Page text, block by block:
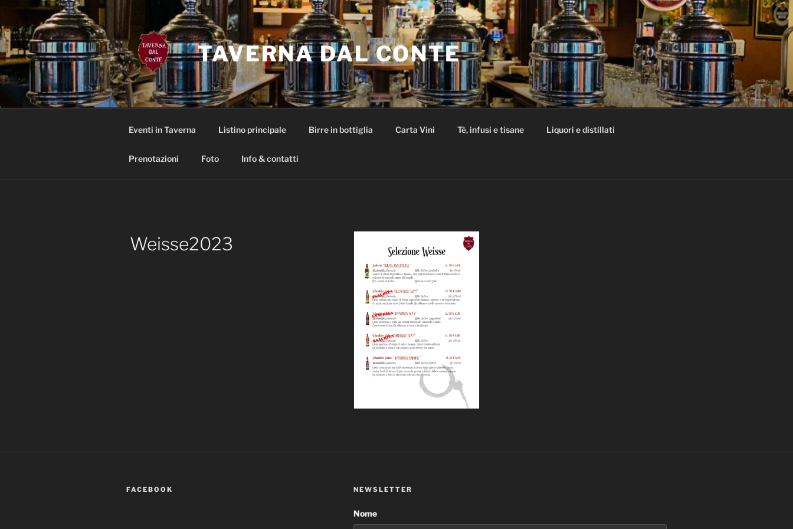
contenuto
TAVERNA DAL CONTE
Eventi in Taverna Listino principale Birre in bottiglia Carta Vini Tè, infusi e tisane Liquori e distillati
Prenotazioni Foto Info & contatti
Weisse2023
FACEBOOK NEWSLETTER
Nome